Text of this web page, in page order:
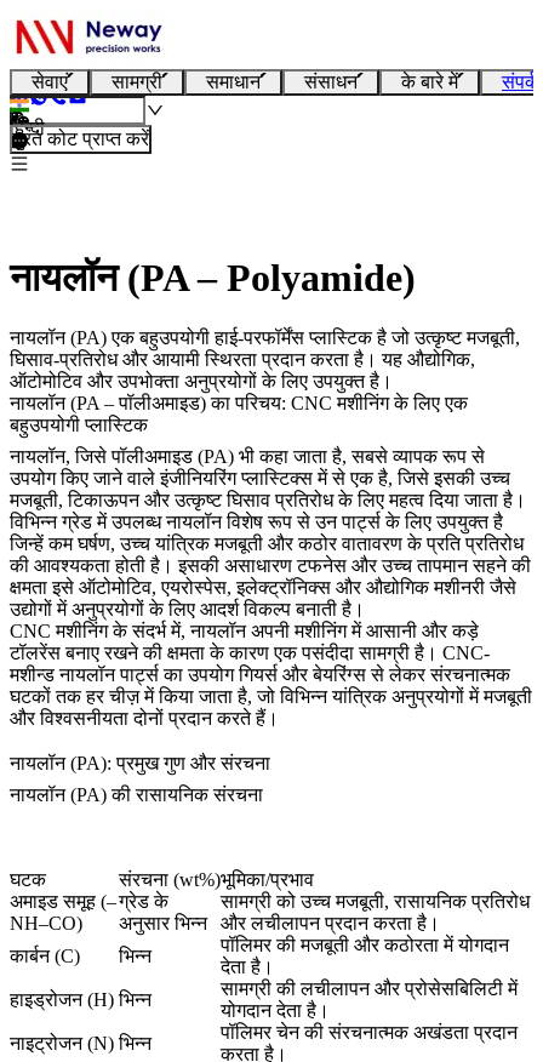
सेवाएं सामग्री समाधान संसाधन के बारे में
हिन्दी
तुरंत कोट प्राप्त करें
नायलॉन (PA – Polyamide)
नायलॉन (PA) एक बहुउपयोगी हाई-परफॉर्मेंस प्लास्टिक है जो उत्कृष्ट मजबूती,
घिसाव-प्रतिरोध और आयामी स्थिरता प्रदान करता है। यह औद्योगिक,
ऑटोमोटिव और उपभोक्ता अनुप्रयोगों के लिए उपयुक्त है।
नायलॉन (PA – पॉलीअमाइड) का परिचय: CNC मशीनिंग के लिए एक
बहुउपयोगी प्लास्टिक
नायलॉन, जिसेपॉलीअमाइड (PA) भी कहा जाता है, सबसे व्यापक रूप से
उपयोग किए जाने वाले इंजीनियरिंग प्लास्टिक्स में से एक है, जिसे इसकी उच्च
मजबूती, टिकाऊपन और उत्कृष्ट घिसाव प्रतिरोध के लिए महत्व दिया जाता है।
विभिन्न ग्रेड में उपलब्ध नायलॉन विशेष रूप से उन पार्ट्स के लिए उपयुक्त है
जिन्हें कम घर्षण, उच्च यांत्रिक मजबूती और कठोर वातावरण के प्रति प्रतिरोध
की आवश्यकता होती है। इसकी असाधारण टफनेस और उच्च तापमान सहने की
क्षमता इसे ऑटोमोटिव, एयरोस्पेस, इलेक्ट्रॉनिक्स और औद्योगिक मशीनरी जैसे
उद्योगों में अनुप्रयोगों के लिए आदर्श विकल्प बनाती है।
CNC मशीनिंगके संदर्भ में, नायलॉन अपनी मशीनिंग में आसानी और कड़े
टॉलरेंस बनाए रखने की क्षमता के कारण एक पसंदीदा सामग्री है। CNC-
मशीन्ड नायलॉन पार्ट्सका उपयोग गियर्स और बेयरिंग्स से लेकर संरचनात्मक
घटकों तक हर चीज़ में किया जाता है, जो विभिन्न यांत्रिक अनुप्रयोगों में मजबूती
और विश्वसनीयता दोनों प्रदान करते हैं।
नायलॉन (PA): प्रमुख गुण और संरचना
नायलॉन (PA) की रासायनिक संरचना
घटक संरचना (wt%)भूमिका/प्रभाव
अमाइड समूह (–
NH–CO)
ग्रेड के
अनुसार भिन्न
सामग्री को उच्च मजबूती, रासायनिक प्रतिरोध
और लचीलापन प्रदान करता है।
कार्बन (C)
भिन्न
पॉलिमर की मजबूती और कठोरता में योगदान
देता है।
हाइड्रोजन (H) भिन्न
सामग्री की लचीलापन और प्रोसेसबिलिटी में
योगदान देता है।
नाइट्रोजन (N) भिन्न
पॉलिमर चेन की संरचनात्मक अखंडता प्रदान
करता है।